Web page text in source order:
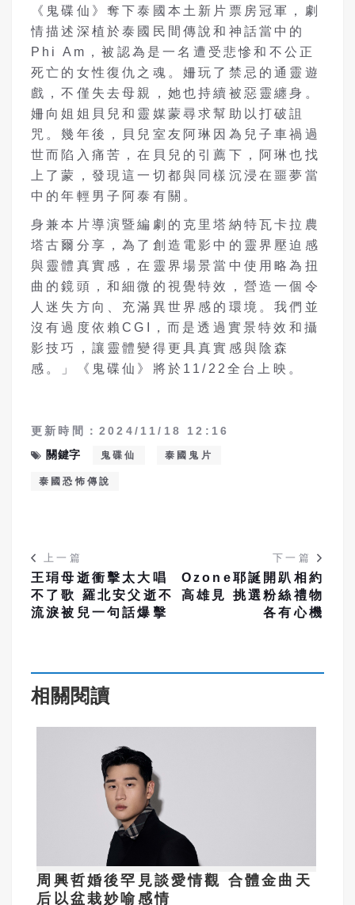
《鬼碟仙》奪下泰國本土新片票房冠軍，劇
情描述深植於泰國民間傳說和神話當中的
Phi Am ，被認為是一名遭受悲慘和不公正
死亡的女性復仇之魂。姍玩了禁忌的通靈遊
戲，不僅失去母親，她也持續被惡靈纏身。
姍向姐姐貝兒和靈媒蒙尋求幫助以打破詛
咒。幾年後，貝兒室友阿琳因為兒子車禍過
世而陷入痛苦，在貝兒的引薦下，阿琳也找
上了蒙，發現這一切都與同樣沉浸在噩夢當
中的年輕男子阿泰有關。
身兼本片導演暨編劇的克里塔納特瓦卡拉農
塔古爾分享，為了創造電影中的靈界壓迫感
與靈體真實感，在靈界場景當中使用略為扭
曲的鏡頭，和細微的視覺特效，營造一個令
人迷失方向、充滿異世界感的環境。我們並
沒有過度依賴CGI
，而是透過實景特效和攝
影技巧，讓靈體變得更具真實感與陰森
感。」《鬼碟仙》將於 11/22 全台上映。
更新時間：2024/11/18 12:16
關鍵字
鬼碟仙 泰國鬼片
泰國恐怖傳說
上一篇
王琄母逝衝擊太大唱
不了歌 羅北安父逝不
流淚被兒一句話爆擊
下一篇
Ozone耶誕開趴相約
高雄見 挑選粉絲禮物
各有心機
相關閱讀
周興哲婚後罕見談愛情觀 合體金曲天
后以盆栽妙喻感情